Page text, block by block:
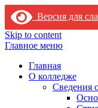
Версия для
Skip to content
Главное меню
Главная
О колледже
Сведения